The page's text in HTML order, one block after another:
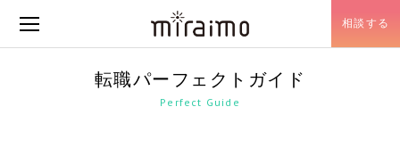
相談する
転職パーフェクトガイド
Perfect Guide